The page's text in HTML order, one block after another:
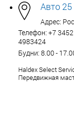
Авто 25
Адрес:
Телефон: +7
4983424
Будни: 8.00 -
Haldex Select
Передвижная